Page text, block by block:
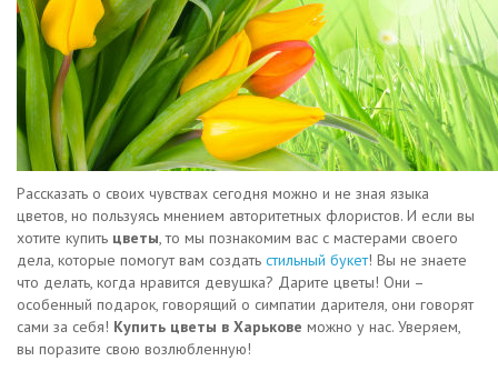
Рассказать о своих чувствах сегодня можно и не зная языка
цветов, но пользуясь мнением авторитетных флористов. И если вы
хотите купить цветы, то мы познакомим вас с мастерами своего
дела, которые помогут вам создать стильный букет! Вы не знаете
что делать, когда нравится девушка? Дарите цветы! Они –
особенный подарок, говорящий о симпатии дарителя, они говорят
сами за себя! Купить цветы в Харькове можно у нас. Уверяем,
вы поразите свою возлюбленную!